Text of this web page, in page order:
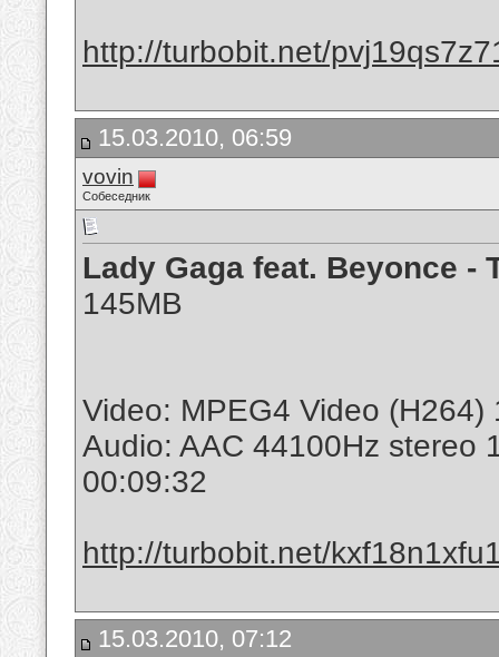
http://turbobit.net/
15.03.2010, 06:59
vovin
Собеседник
Lady Gaga feat. Beyonce -
145MB
Video: MPEG4 Video
Audio: AAC 44100Hz stereo
00:09:32
http://turbobit.net/
15.03.2010, 07:12